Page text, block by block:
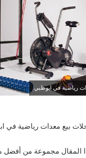
مجموعة من أفضل